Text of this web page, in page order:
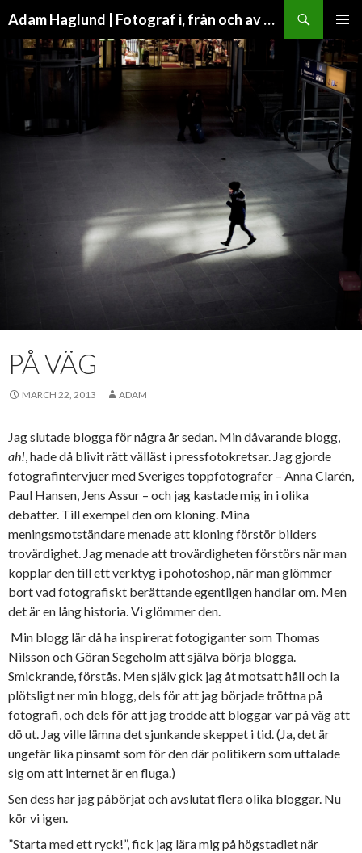
Adam Haglund | Fotograf i, från och av Malmö
MENU
TO
CONTENT
PÅ VÄG
MARCH 22, 2013 ADAM
Jag slutade blogga för några år sedan. Min dåvarande blogg,
ah!, hade då blivit rätt välläst i pressfotokretsar. Jag gjorde
fotografintervjuer med Sveriges toppfotografer – Anna Clarén,
Paul Hansen, Jens Assur – och jag kastade mig in i olika
debatter. Till exempel den om kloning. Mina
meningsmotständare menade att kloning förstör bilders
trovärdighet. Jag menade att trovärdigheten förstörs när man
kopplar den till ett verktyg i pohotoshop, när man glömmer
bort vad fotografiskt berättande egentligen handlar om. Men
det är en lång historia. Vi glömmer den.
Min blogg lär då ha inspirerat fotogiganter som Thomas
Nilsson och Göran Segeholm att själva börja blogga.
Smickrande, förstås. Men själv gick jag åt motsatt håll och la
plötsligt ner min blogg, dels för att jag började tröttna på
fotografi, och dels för att jag trodde att bloggar var på väg att
dö ut. Jag ville lämna det sjunkande skeppet i tid. (Ja, det är
ungefär lika pinsamt som för den där politikern som uttalade
sig om att internet är en fluga.)
Sen dess har jag påbörjat och avslutat flera olika bloggar. Nu
kör vi igen.
”Starta med ett ryck!”, fick jag lära mig på högstadiet när